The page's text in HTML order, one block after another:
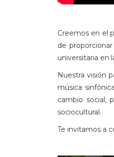
Creemos en el
de
universitaria en
Nuestra visión
música
cambio social,
sociocultural.
Te invitamos a